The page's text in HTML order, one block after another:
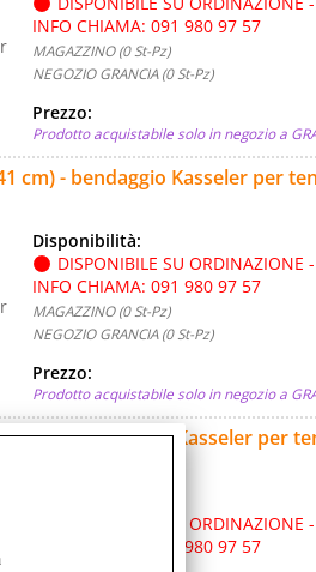
INFO CHIAMA: 091 980 97 57
MAGAZZINO (0 St-Pz)
NEGOZIO GRANCIA (0 St-Pz)
Prezzo:
Prodotto acquistabile solo in negozio a
cm) - bendaggio Kasseler per
Disponibilità:
DISPONIBILE SU ORDINAZIONE
INFO CHIAMA: 091 980 97 57
MAGAZZINO (0 St-Pz)
NEGOZIO GRANCIA (0 St-Pz)
Prezzo:
Prodotto acquistabile solo in negozio a
48 cm) - bendaggio Kasseler per
DISPONIBILE SU ORDINAZIONE
INFO CHIAMA: 091 980 97 57